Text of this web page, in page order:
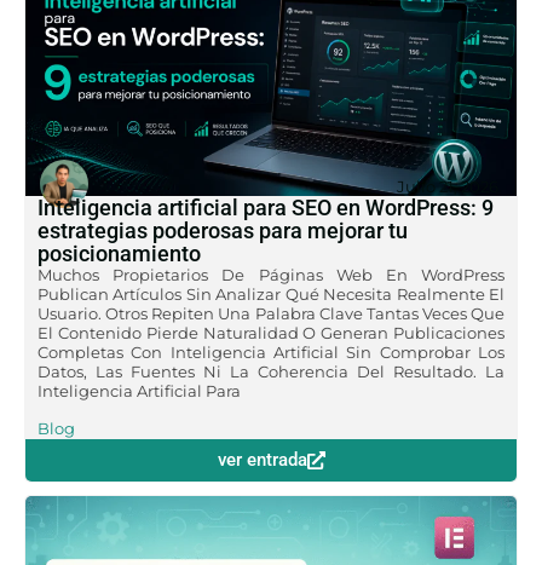
Julio 21, 2026
Inteligencia artificial para SEO en WordPress: 9
estrategias poderosas para mejorar tu
posicionamiento
Muchos Propietarios De Páginas Web En WordPress
Publican Artículos Sin Analizar Qué Necesita Realmente El
Usuario. Otros Repiten Una Palabra Clave Tantas Veces Que
El Contenido Pierde Naturalidad O Generan Publicaciones
Completas Con Inteligencia Artificial Sin Comprobar Los
Datos, Las Fuentes Ni La Coherencia Del Resultado. La
Inteligencia Artificial Para
Blog
ver entrada